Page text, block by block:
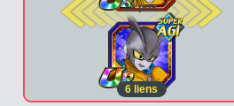
2e pos.
6 liens